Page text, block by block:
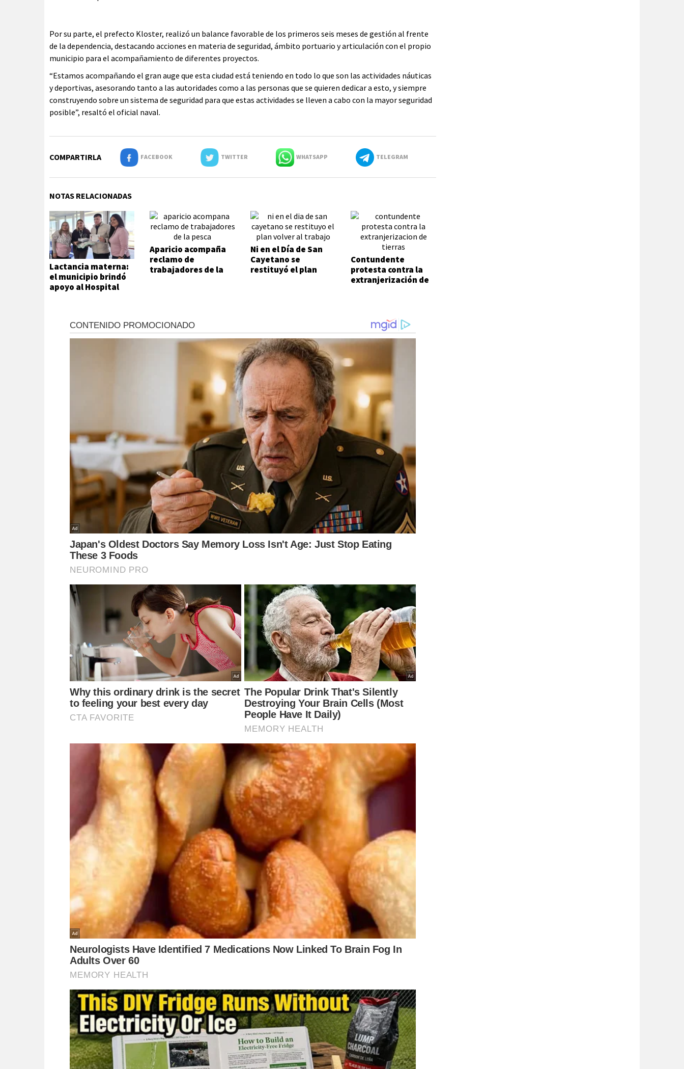
Por su parte, el prefecto Kloster, realizó un balance favorable de los primeros seis meses de gestión al frente
de la dependencia, destacando acciones en materia de seguridad, ámbito portuario y articulación con el propio
municipio para el acompañamiento de diferentes proyectos.
“Estamos acompañando el gran auge que esta ciudad está teniendo en todo lo que son las actividades náuticas
y deportivas, asesorando tanto a las autoridades como a las personas que se quieren dedicar a esto, y siempre
construyendo sobre un sistema de seguridad para que estas actividades se lleven a cabo con la mayor seguridad
posible”, resaltó el oficial naval.
COMPARTIRLA FACEBOOK TWITTER WHATSAPP TELEGRAM
NOTAS RELACIONADAS
Lactancia materna:
el municipio brindó
apoyo al Hospital
Aparicio acompaña
reclamo de
trabajadores de la
Ni en el Día de San
Cayetano se
restituyó el plan
Contundente
protesta contra la
extranjerización de